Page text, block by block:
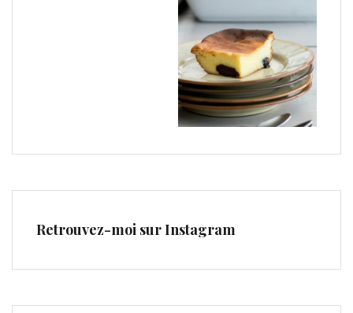
Retrouvez-moi sur Instagram